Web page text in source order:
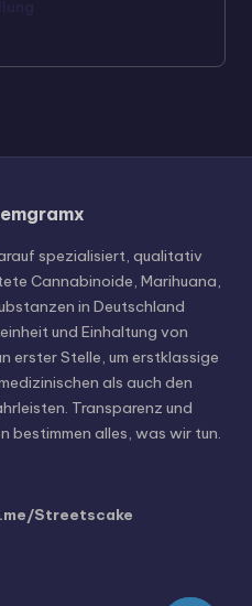
spezialisiert, qualitativ
Cannabinoide, Marihuana,
in Deutschland
und Einhaltung von
erster Stelle, um erstklassige
als auch den
Transparenz und
bestimmen alles, was wir tun.
Streetscake
Italian
German (Austria)
English (Canada)
English (United States)
Czech
Polish
Hungarian
Russian